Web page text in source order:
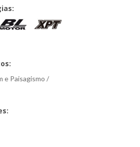
e Paisagismo /